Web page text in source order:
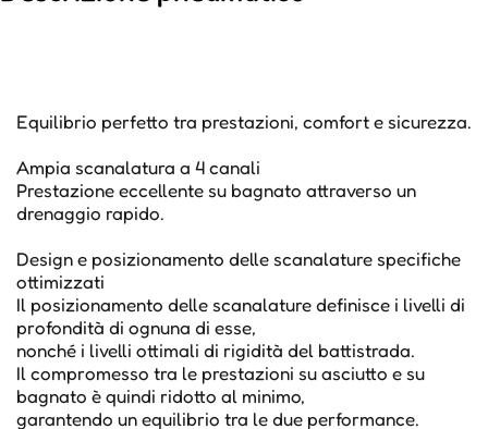
Equilibrio perfetto tra prestazioni, comfort e sicurezza.
Ampia scanalatura a 4 canali
Prestazione eccellente su bagnato attraverso un
drenaggio rapido.
Design e posizionamento delle scanalature specifiche
ottimizzati
Il posizionamento delle scanalature definisce i livelli di
profondità di ognuna di esse,
nonché i livelli ottimali di rigidità del battistrada.
Il compromesso tra le prestazioni su asciutto e su
bagnato è quindi ridotto al minimo,
garantendo un equilibrio tra le due performance.